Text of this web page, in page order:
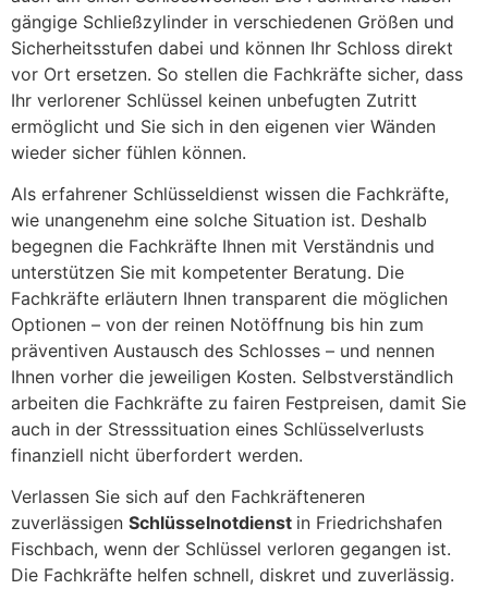
gängige Schließzylinder in verschiedenen Größen und
Sicherheitsstufen dabei und können Ihr Schloss direkt
vor Ort ersetzen. So stellen die Fachkräfte sicher, dass
Ihr verlorener Schlüssel keinen unbefugten Zutritt
ermöglicht und Sie sich in den eigenen vier Wänden
wieder sicher fühlen können.
Als erfahrener Schlüsseldienst wissen die Fachkräfte,
wie unangenehm eine solche Situation ist. Deshalb
begegnen die Fachkräfte Ihnen mit Verständnis und
unterstützen Sie mit kompetenter Beratung. Die
Fachkräfte erläutern Ihnen transparent die möglichen
Optionen – von der reinen Notöffnung bis hin zum
präventiven Austausch des Schlosses – und nennen
Ihnen vorher die jeweiligen Kosten. Selbstverständlich
arbeiten die Fachkräfte zu fairen Festpreisen, damit Sie
auch in der Stresssituation eines Schlüsselverlusts
finanziell nicht überfordert werden.
Verlassen Sie sich auf den Fachkräfteneren
zuverlässigen Schlüsselnotdienst in Friedrichshafen
Fischbach, wenn der Schlüssel verloren gegangen ist.
Die Fachkräfte helfen schnell, diskret und zuverlässig.